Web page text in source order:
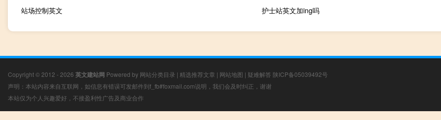
站场控制英文
护士站英文加ing吗
Copyright © 2012 - 2026 英文建站网 Powered by 网站分类目录 | 精选推荐文章 | 网站地图 | 疑难解答 陕ICP备05039492号
声明：本站内容来自互联网，如信息有错误可发邮件到f_fb#foxmail.com说明，我们会及时纠正，谢谢
本站仅为个人兴趣爱好，不接盈利性广告及商业合作